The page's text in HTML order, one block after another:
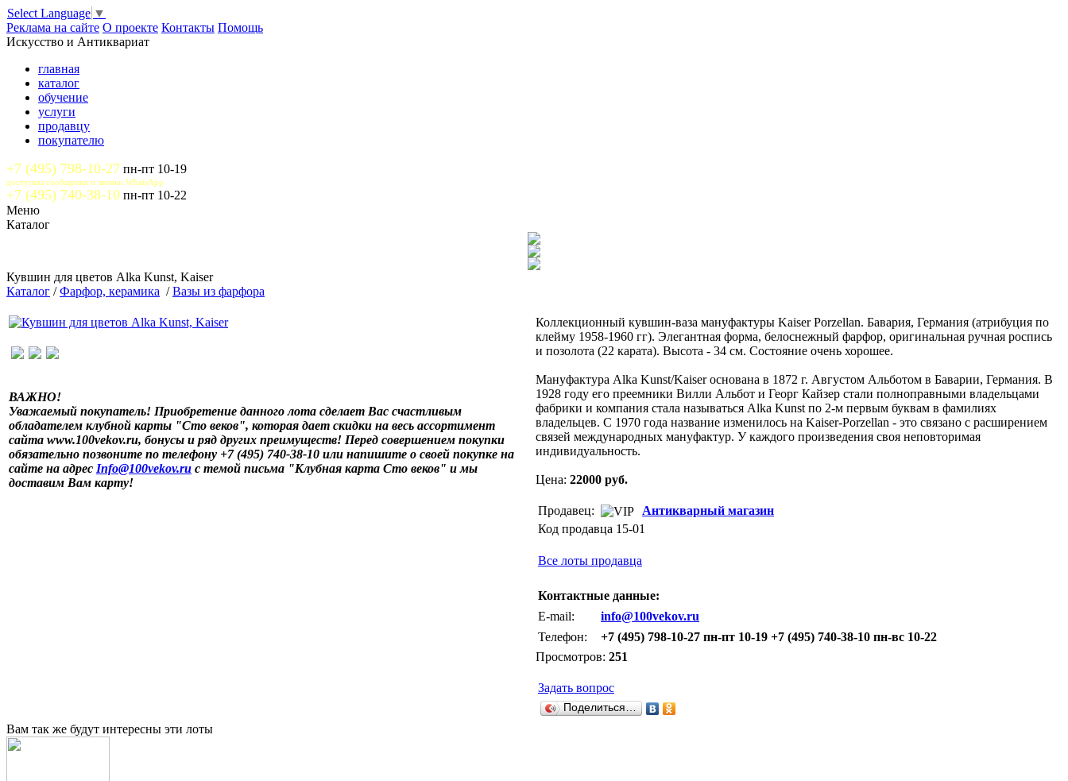
Select Language ▼
Реклама на сайте О проекте Контакты Помощь
Искусство и Антиквариат
главная
каталог
обучение
услуги
продавцу
покупателю
+7 (495) 798-10-27 пн-пт 10-19
доступны сообщения и звонки WhatsApp
+7 (495) 740-38-10 пн-пт 10-22
Меню
Каталог
Кувшин для цветов Alka Kunst, Kaiser
Каталог /Фарфор, керамика /Вазы из фарфора
ВАЖНО!
Уважаемый покупатель! Приобретение данного лота сделает Вас счастливым
обладателем клубной карты "Сто веков", которая дает скидки на весь ассортимент
сайта www.100vekov.ru, бонусы и ряд других преимуществ! Перед совершением покупки
обязательно позвоните по телефону +7 (495) 740-38-10 или напишите о своей покупке на
сайте на адрес Info@100vekov.ru с темой письма "Клубная карта Сто веков" и мы
доставим Вам карту!
Коллекционный кувшин-ваза мануфактуры Kaiser Porzellan. Бавария, Германия (атрибуция по
клейму 1958-1960 гг). Элегантная форма, белоснежный фарфор, оригинальная ручная роспись
и позолота (22 карата). Высота - 34 см. Состояние очень хорошее.
Мануфактура Alka Kunst/Kaiser основана в 1872 г. Августом Альботом в Баварии, Германия. В
1928 году его преемники Вилли Альбот и Георг Кайзер стали полноправными владельцами
фабрики и компания стала называться Alka Kunst по 2-м первым буквам в фамилиях
владельцев. С 1970 года название изменилось на Kaiser-Porzellan - это связано с расширением
связей международных мануфактур. У каждого произведения своя неповторимая
индивидуальность.
Цена: 22000 руб.
Продавец:
Антикварный магазин
Код продавца 15-01
Все лоты продавца
Контактные данные:
E-mail:
info@100vekov.ru
Телефон:
+7 (495) 798-10-27 пн-пт 10-19 +7 (495) 740-38-10 пн-вс 10-22
Просмотров: 251
Задать вопрос
Поделиться…
Вам так же будут интересны эти лоты